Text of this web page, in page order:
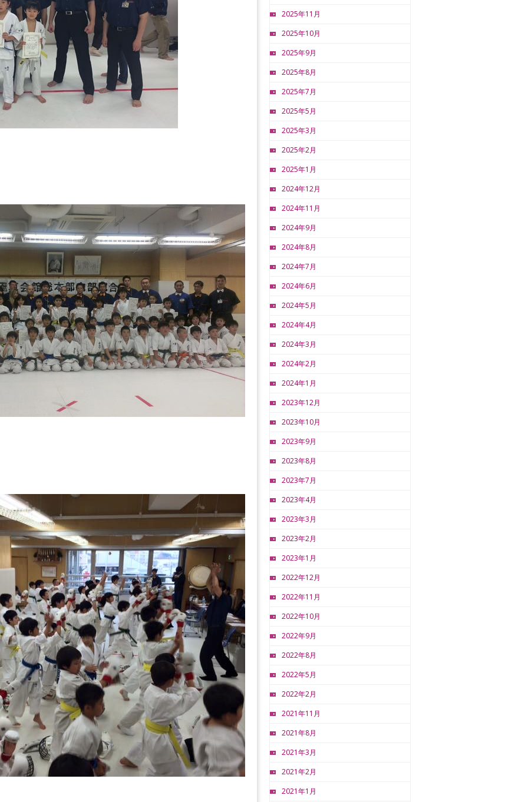
2025年11月
2025年10月
2025年9月
2025年8月
2025年7月
2025年5月
2025年3月
2025年2月
2025年1月
2024年12月
2024年11月
2024年9月
2024年8月
2024年7月
2024年6月
2024年5月
2024年4月
2024年3月
2024年2月
2024年1月
2023年12月
2023年10月
2023年9月
2023年8月
2023年7月
2023年4月
2023年3月
2023年2月
2023年1月
2022年12月
2022年11月
2022年10月
2022年9月
2022年8月
2022年5月
2022年2月
2021年11月
2021年8月
2021年3月
2021年2月
2021年1月